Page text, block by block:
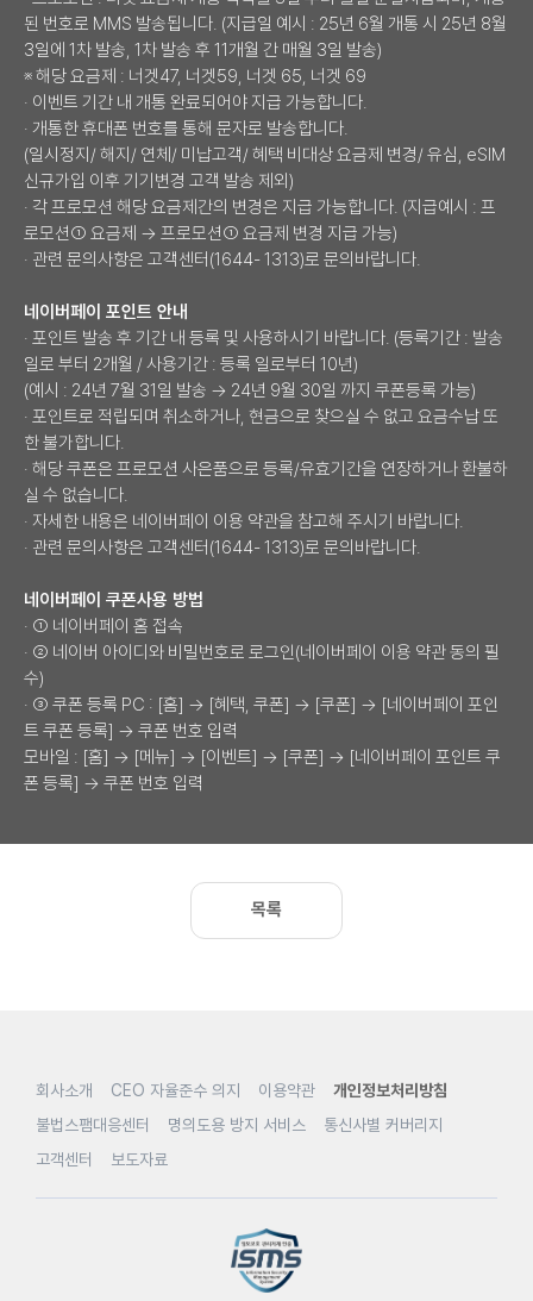
된 번호로 MMS 발송됩니다. (지급일 예시 : 25년 6월 개통 시 25년 8월
3일에 1차 발송, 1차 발송 후 11개월 간 매월 3일 발송)
※ 해당 요금제 : 너겟47, 너겟59, 너겟 65, 너겟 69
· 이벤트 기간 내 개통 완료되어야 지급 가능합니다.
· 개통한 휴대폰 번호를 통해 문자로 발송합니다.
(일시정지/ 해지/ 연체/ 미납고객/ 혜택 비대상 요금제 변경/ 유심, eSIM
신규가입 이후 기기변경 고객 발송 제외)
· 각 프로모션 해당 요금제간의 변경은 지급 가능합니다. (지급예시 : 프
로모션① 요금제 → 프로모션① 요금제 변경 지급 가능)
· 관련 문의사항은 고객센터(1644- 1313)로 문의바랍니다.
네이버페이 포인트 안내
· 포인트 발송 후 기간 내 등록 및 사용하시기 바랍니다. (등록기간 : 발송
일로 부터 2개월 / 사용기간 : 등록 일로부터 10년)
(예시 : 24년 7월 31일 발송 → 24년 9월 30일 까지 쿠폰등록 가능)
· 포인트로 적립되며 취소하거나, 현금으로 찾으실 수 없고 요금수납 또
한 불가합니다.
· 해당 쿠폰은 프로모션 사은품으로 등록/유효기간을 연장하거나 환불하
실 수 없습니다.
· 자세한 내용은 네이버페이 이용 약관을 참고해 주시기 바랍니다.
· 관련 문의사항은 고객센터(1644- 1313)로 문의바랍니다.
네이버페이 쿠폰사용 방법
· ① 네이버페이 홈 접속
· ② 네이버 아이디와 비밀번호로 로그인(네이버페이 이용 약관 동의 필
수)
· ③ 쿠폰 등록 PC : [홈] → [혜택, 쿠폰] → [쿠폰] → [네이버페이 포인
트 쿠폰 등록] → 쿠폰 번호 입력
모바일 : [홈] → [메뉴] → [이벤트] → [쿠폰] → [네이버페이 포인트 쿠
폰 등록] → 쿠폰 번호 입력
목록
회사소개 CEO 자율준수 의지 이용약관
개인정보처리방침
불법스팸대응센터
명의도용 방지 서비스
통신사별 커버리지
고객센터
보도자료